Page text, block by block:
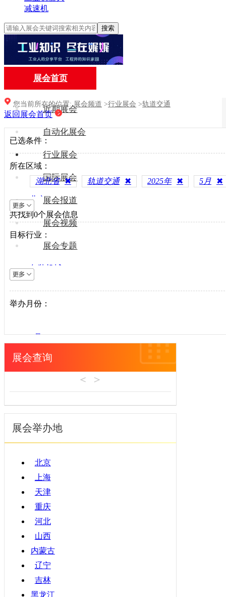
减速机
搜索
展会首页
近期展会
自动化展会
行业展会
国际展会
展会报道
展会视频
展会专题
您当前所在的位置: 展会频道 >行业展会 >轨道交通
返回展会首页
已选条件：
湖北省 ✖ 轨道交通 ✖ 2025年 ✖ 5月 ✖
共找到0个展会信息
所在区域：
北京
上海
天津
重庆
山西
内蒙古
辽宁
黑龙江
江苏
江西
山东
河南
湖北
湖南
广东
广西
海南
四川
贵州
云南
西藏
陕西
目标行业：
包装机械
电梯设备
电子制造
供水处理
轨道交通
机床工具
建材机械
暖通空调
汽车制造
橡塑机械
烟草机械
医疗设备
印刷机械
举办月份：
1月
2月
6月
7月
8月
9月
10月
11月
12月
展会查询
展会举办地
北京
上海
天津
重庆
河北
山西
内蒙古
辽宁
吉林
黑龙江